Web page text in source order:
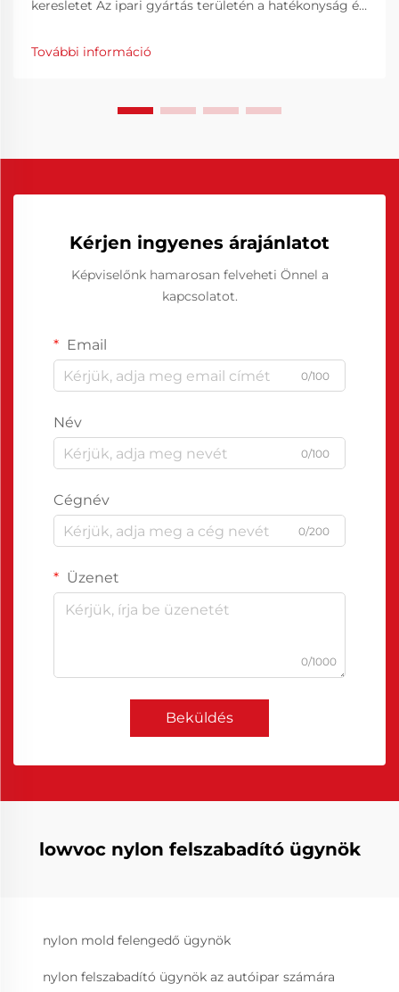
keresletet Az ipari gyártás területén a hatékonyság és
gyártási minőség biztosításában. A kínai poliuretán
felszabadító szer kulcsfontosságú megoldás...
További információ
Kérjen ingyenes árajánlatot
Képviselőnk hamarosan felveheti Önnel a
kapcsolatot.
Email
0/100
Név
0/100
Cégnév
0/200
Üzenet
0/1000
Beküldés
lowvoc nylon felszabadító ügynök
nylon mold felengedő ügynök
nylon felszabadító ügynök az autóipar számára